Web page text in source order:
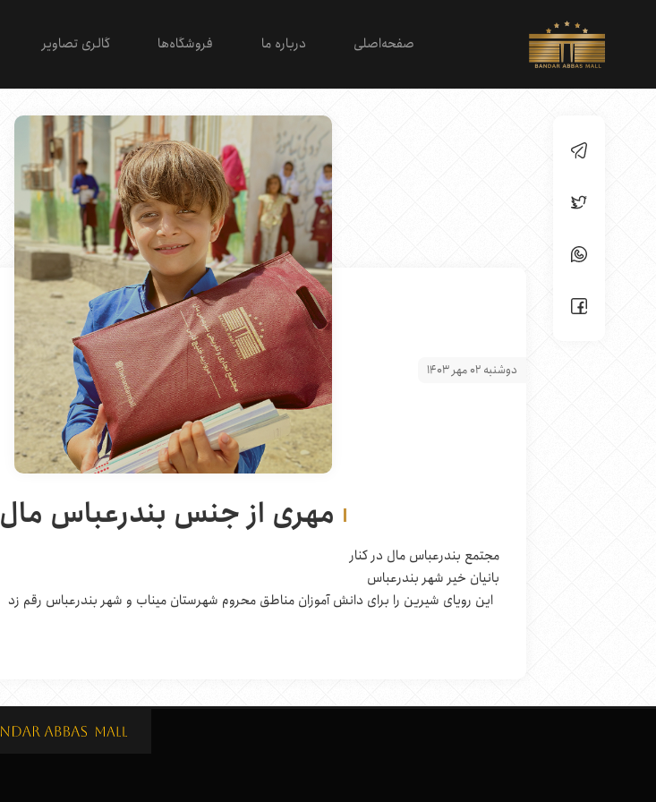
صفحه‌اصلی درباره ما فروشگاه‌ها گالری تصاویر
دوشنبه 02 مهر 1403
مهری از جنس بندرعباس مال
مجتمع بندرعباس مال در کنار
بانیان خیر شهر بندرعباس
این رویای شیرین را برای دانش آموزان مناطق محروم شهرستان میناب و شهر بندرعباس رقم زد